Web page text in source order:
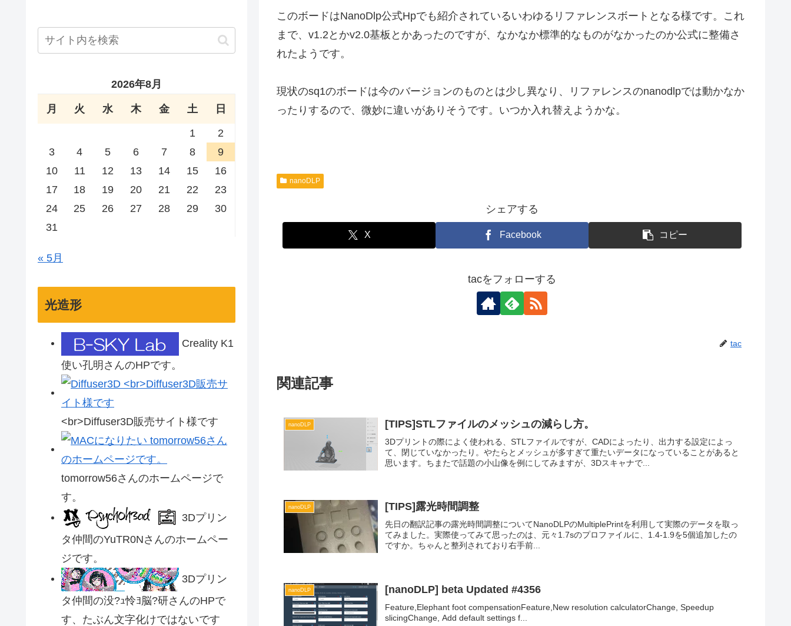
このボードはNanoDlp公式Hpでも紹介されているいわゆるリファレンスボートとなる様です。これ
まで、v1.2とかv2.0基板とかあったのですが、なかなか標準的なものがなかったのか公式に整備さ
れたようです。
現状のsq1のボードは今のバージョンのものとは少し異なり、リファレンスのnanodlpでは動かなか
ったりするので、微妙に違いがありそうです。いつか入れ替えようかな。
nanoDLP
シェアする
X Facebook コピー
tacをフォローする
tac
関連記事
nanoDLP [TIPS]STLファイルのメッシュの減らし方。
3Dプリントの際によく使われる、STLファイルですが、CADによったり、出力する設定によっ
て、閉じていなかったり。やたらとメッシュが多すぎて重たいデータになっていることがあると
思います。ちまたで話題の小山像を例にしてみますが、3Dスキャナで...
nanoDLP [TIPS]露光時間調整
先日の翻訳記事の露光時間調整についてNanoDLPのMultiplePrintを利用して実際のデータを取っ
てみました。実際使ってみて思ったのは、元々1.7sのプロファイルに、1.4-1.9を5個追加したの
ですか。ちゃんと整列されており右手前...
nanoDLP [nanoDLP] beta Updated #4356
Feature,Elephant foot compensationFeature,New resolution calculatorChange, Speedup
slicingChange, Add default settings f...
2026年8月
月 火 水 木 金 土 日
1
2
3
4 5 6 7 8
9
10
11 12 13 14 15
16
17
18 19 20 21 22
23
24
25 26 27 28 29
30
31
« 5月
光造形
Creality K1
使い孔明さんのHPです。
<br>Diffuser3D販売サイト様です
tomorrow56さんのホームページで
す。
3Dプリン
タ仲間のYuTR0Nさんのホームペー
ジです。
3Dプリン
タ仲間の没?ｭ怜ﾖ脳?研さんのHPで
す、たぶん文字化けではないです